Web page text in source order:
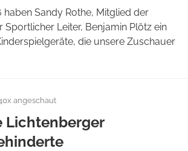
haben Sandy Rothe, Mitglied der
Leiter, Benjamin Plötz ein
die unsere Zuschauer
angeschaut
Lichtenberger